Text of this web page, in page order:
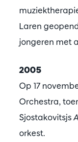
Laren
jongeren met
2005
Op 17
Orchestra,
Sjostakovitsjs
orkest.